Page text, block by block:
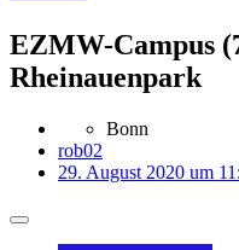
EZMW-Campus
Rheinauenpark
Bonn
rob02
29. August 2020 um